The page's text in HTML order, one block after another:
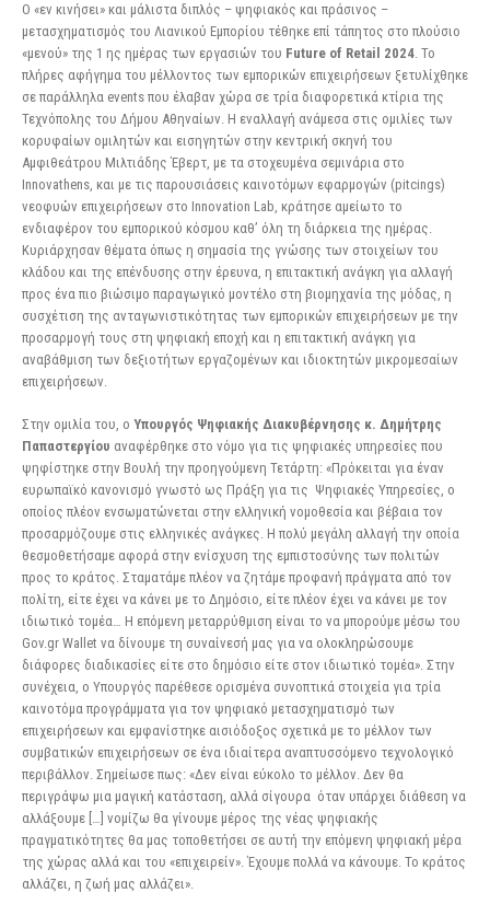
Ο «εν κινήσει» και μάλιστα διπλός – ψηφιακός και πράσινος –
μετασχηματισμός του Λιανικού Εμπορίου τέθηκε επί τάπητος στο πλούσιο
«μενού» της 1 ης ημέρας των εργασιών του Future of Retail 2024. Το
πλήρες αφήγημα του μέλλοντος των εμπορικών επιχειρήσεων ξετυλίχθηκε
σε παράλληλα events που έλαβαν χώρα σε τρία διαφορετικά κτίρια της
Τεχνόπολης του Δήμου Αθηναίων. Η εναλλαγή ανάμεσα στις ομιλίες των
κορυφαίων ομιλητών και εισηγητών στην κεντρική σκηνή του
Αμφιθεάτρου Μιλτιάδης Έβερτ, με τα στοχευμένα σεμινάρια στο
Innovathens, και με τις παρουσιάσεις καινοτόμων εφαρμογών (pitcings)
νεοφυών επιχειρήσεων στο Innovation Lab, κράτησε αμείωτο το
ενδιαφέρον του εμπορικού κόσμου καθ’ όλη τη διάρκεια της ημέρας.
Κυριάρχησαν θέματα όπως η σημασία της γνώσης των στοιχείων του
κλάδου και της επένδυσης στην έρευνα, η επιτακτική ανάγκη για αλλαγή
προς ένα πιο βιώσιμο παραγωγικό μοντέλο στη βιομηχανία της μόδας, η
συσχέτιση της ανταγωνιστικότητας των εμπορικών επιχειρήσεων με την
προσαρμογή τους στη ψηφιακή εποχή και η επιτακτική ανάγκη για
αναβάθμιση των δεξιοτήτων εργαζομένων και ιδιοκτητών μικρομεσαίων
επιχειρήσεων.
Στην ομιλία του, ο Υπουργός Ψηφιακής Διακυβέρνησης κ. Δημήτρης
Παπαστεργίου αναφέρθηκε στο νόμο για τις ψηφιακές υπηρεσίες που
ψηφίστηκε στην Βουλή την προηγούμενη Τετάρτη: «Πρόκειται για έναν
ευρωπαϊκό κανονισμό γνωστό ως Πράξη για τις Ψηφιακές Υπηρεσίες, ο
οποίος πλέον ενσωματώνεται στην ελληνική νομοθεσία και βέβαια τον
προσαρμόζουμε στις ελληνικές ανάγκες. Η πολύ μεγάλη αλλαγή την οποία
θεσμοθετήσαμε αφορά στην ενίσχυση της εμπιστοσύνης των πολιτών
προς το κράτος. Σταματάμε πλέον να ζητάμε προφανή πράγματα από τον
πολίτη, είτε έχει να κάνει με το Δημόσιο, είτε πλέον έχει να κάνει με τον
ιδιωτικό τομέα… Η επόμενη μεταρρύθμιση είναι το να μπορούμε μέσω του
Gov.gr Wallet να δίνουμε τη συναίνεσή μας για να ολοκληρώσουμε
διάφορες διαδικασίες είτε στο δημόσιο είτε στον ιδιωτικό τομέα». Στην
συνέχεια, ο Υπουργός παρέθεσε ορισμένα συνοπτικά στοιχεία για τρία
καινοτόμα προγράμματα για τον ψηφιακό μετασχηματισμό των
επιχειρήσεων και εμφανίστηκε αισιόδοξος σχετικά με το μέλλον των
συμβατικών επιχειρήσεων σε ένα ιδιαίτερα αναπτυσσόμενο τεχνολογικό
περιβάλλον. Σημείωσε πως: «Δεν είναι εύκολο το μέλλον. Δεν θα
περιγράψω μια μαγική κατάσταση, αλλά σίγουρα όταν υπάρχει διάθεση να
αλλάξουμε […] νομίζω θα γίνουμε μέρος της νέας ψηφιακής
πραγματικότητες θα μας τοποθετήσει σε αυτή την επόμενη ψηφιακή μέρα
της χώρας αλλά και του «επιχειρείν». Έχουμε πολλά να κάνουμε. Το κράτος
αλλάζει, η ζωή μας αλλάζει».